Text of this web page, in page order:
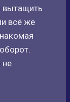
вытащить
всё же
не